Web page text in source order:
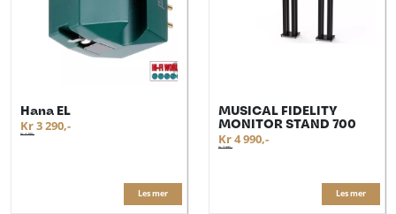
Hana EL
Kr 3 290,-
Kr 4 499,-
Les mer
MUSICAL FIDELITY
MONITOR STAND 700
Kr 4 990,-
Kr 7 995,-
Les mer